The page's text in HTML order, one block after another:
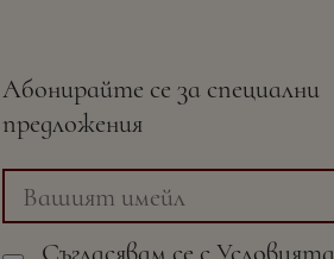
Абонирайте се за специални
предложения